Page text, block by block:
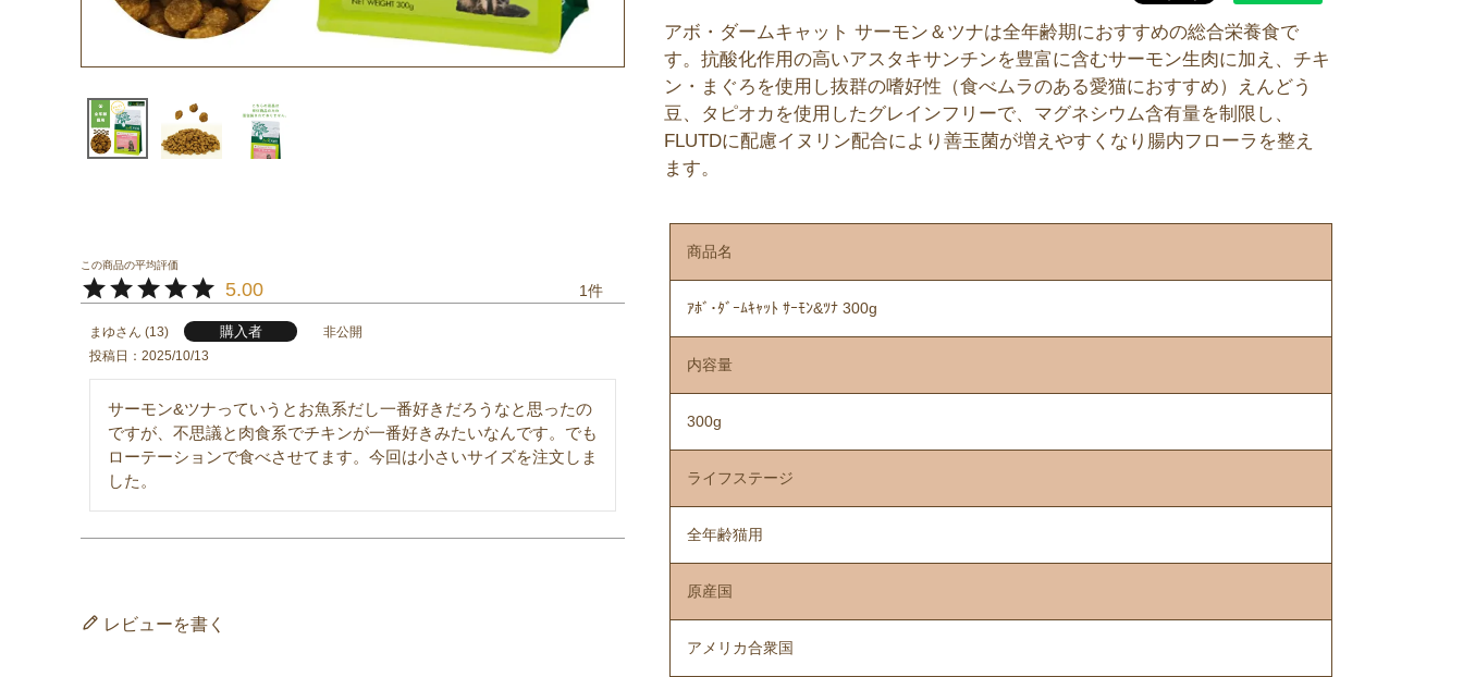
アボ・ダームキャット サーモン＆ツナは全年齢期におすすめの総合栄養食で
す。抗酸化作用の高いアスタキサンチンを豊富に含むサーモン生肉に加え、チキ
ン・まぐろを使用し抜群の嗜好性（食べムラのある愛猫におすすめ）えんどう
豆、タピオカを使用したグレインフリーで、マグネシウム含有量を制限し、
FLUTDに配慮イヌリン配合により善玉菌が増えやすくなり腸内フローラを整え
ます。
商品名
ｱﾎﾞ･ﾀﾞｰﾑｷｬｯﾄ ｻｰﾓﾝ&ﾂﾅ 300g
内容量
300g
ライフステージ
全年齢猫用
原産国
アメリカ合衆国
5.00 1
まゆ 13 購入者
非公開
投稿日
2025/10/13
サーモン&ツナっていうとお魚系だし一番好きだろうなと思ったの
ですが、不思議と肉食系でチキンが一番好きみたいなんです。でも
ローテーションで食べさせてます。今回は小さいサイズを注文しま
した。
レビューを書く